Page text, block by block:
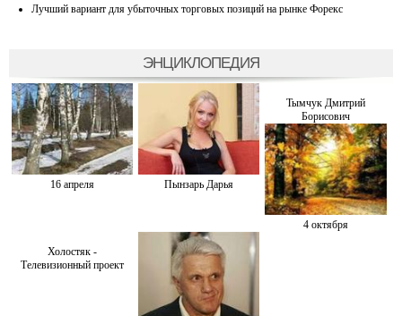
Лучший вариант для убыточных торговых позиций на рынке Форекс
ЭНЦИКЛОПЕДИЯ
16 апреля Пынзарь Дарья
Тымчук Дмитрий
Борисович
4 октября
Холостяк -
Телевизионный проект